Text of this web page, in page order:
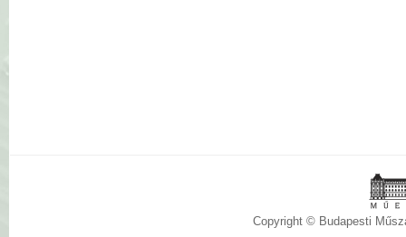
Copyright © Budapesti